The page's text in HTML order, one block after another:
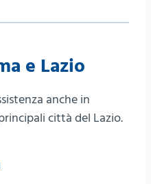
e Lazio
anche in
città del Lazio.